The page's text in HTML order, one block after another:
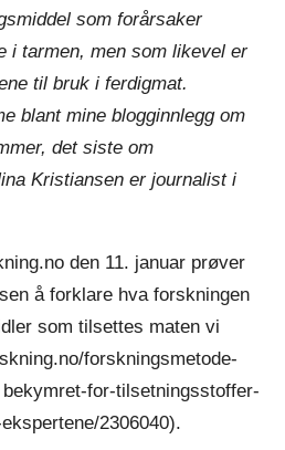
som forårsaker
i tarmen, men som likevel er
til bruk i ferdigmat.
blant mine blogginnlegg om
det siste om
Kristiansen er journalist i
den 11. januar prøver
å forklare hva forskningen
som tilsettes maten vi
forskningsmetode-
for-tilsetningsstoffer-
2306040).